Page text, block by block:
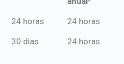
*Pagamento
mensal*
*Pagamento
de crédito
24 horas 24 horas
30 dias 24 horas